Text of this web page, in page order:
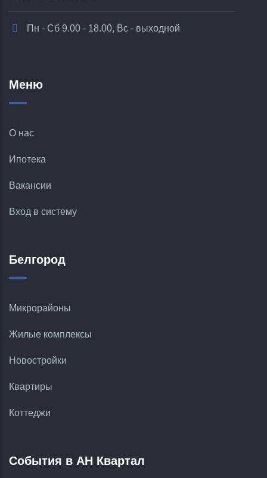
Пн - Сб 9.00 - 18.00, Вс - выходной
Меню
О нас
Ипотека
Вакансии
Вход в систему
Белгород
Микрорайоны
Жилые комплексы
Новостройки
Квартиры
Коттеджи
События в АН Квартал